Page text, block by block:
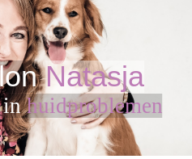
Natasja
huidproblemen